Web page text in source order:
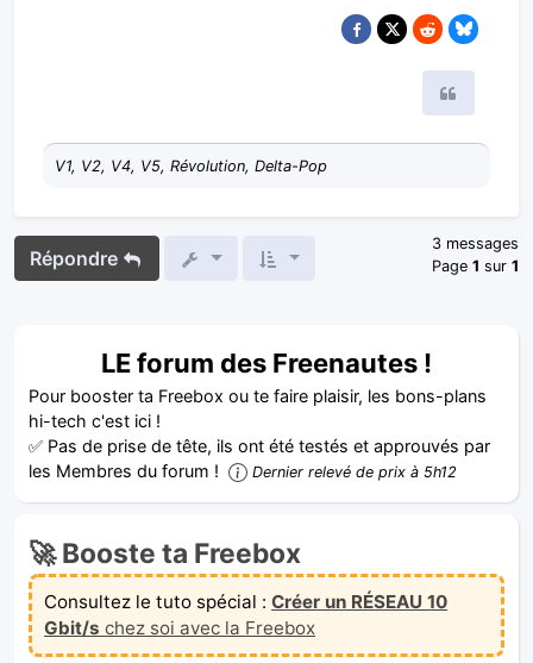
V1, V2, V4, V5, Révolution, Delta-Pop
Répondre
3 messages
Page 1 sur 1
LE forum des Freenautes !
Pour booster ta Freebox ou te faire plaisir, les bons-plans
hi-tech c'est ici !
✅ Pas de prise de tête, ils ont été testés et approuvés par
les Membres du forum !
Dernier relevé de prix à 5h12
🚀 Booste ta Freebox
Consultez le tuto spécial : Créer un RÉSEAU 10
Gbit/s chez soi avec la Freebox